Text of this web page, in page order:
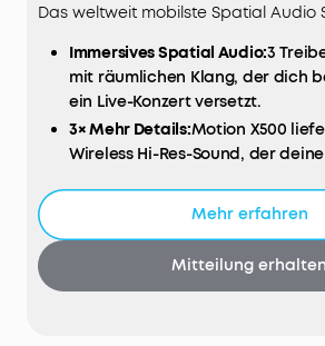
Das weltweit mobilste Spatial Audio
Immersives Spatial Audio:3
mit räumlichen Klang, der dich
ein Live-Konzert versetzt.
3× Mehr Details:Motion X500
Wireless Hi-Res-Sound, der
3 Frische Farben für jeden Stil:In
Schwarz Deluxe, Glitzerblau
dein Sound zum farbenfrohen
Mehr erfahren
Mitteilung erhalten